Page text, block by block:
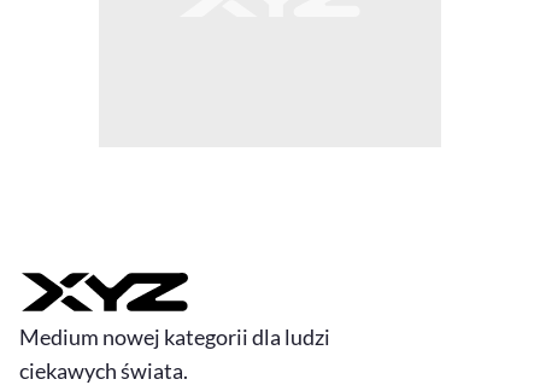
Medium nowej kategorii dla ludzi
ciekawych świata.